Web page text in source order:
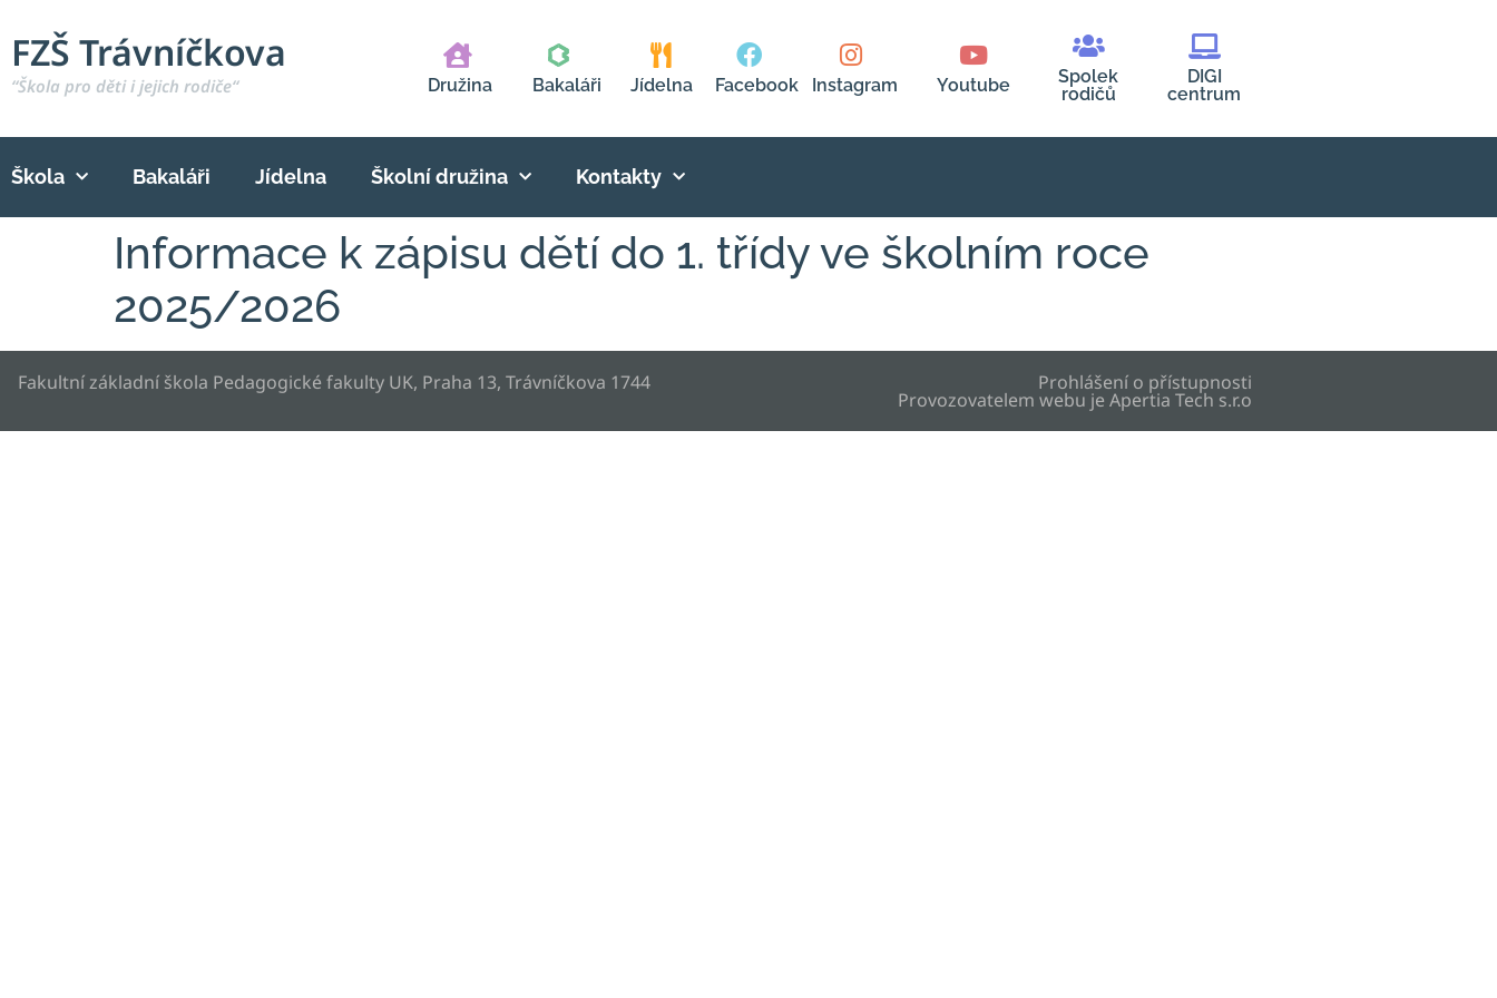
FZŠ Trávníčkova
“Škola pro děti i jejich rodiče“ Družina Bakaláři Jídelna Facebook Instagram Youtube
Spolek
rodičů
DIGI
centrum
Škola Bakaláři Jídelna Školní družina Kontakty
Informace k zápisu dětí do 1. třídy ve školním roce
2025/2026
Fakultní základní škola Pedagogické fakulty UK, Praha 13, Trávníčkova 1744 Prohlášení o přístupnosti
Provozovatelem webu jeApertia Tech s.r.o